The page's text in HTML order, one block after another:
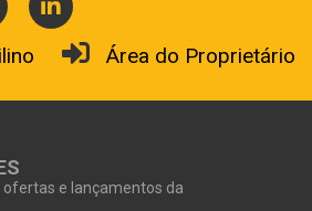
Área do Proprietário
e lançamentos da